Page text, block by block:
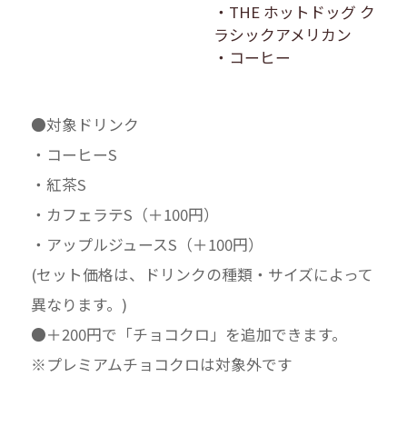
・THE ホットドッグ ク
ラシックアメリカン
・コーヒー
●対象ドリンク
・コーヒーS
・紅茶S
・カフェラテS（＋100円）
・アップルジュースS（＋100円）
(セット価格は、ドリンクの種類・サイズによって
異なります。)
●＋200円で「チョコクロ」を追加できます。
※プレミアムチョコクロは対象外です